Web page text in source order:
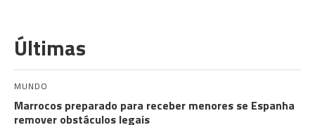
Últimas
MUNDO
Marrocos preparado para receber menores se Espanha
remover obstáculos legais